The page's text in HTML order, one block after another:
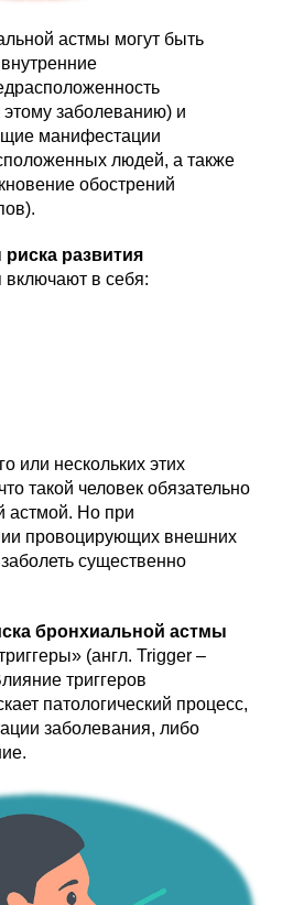
астмы могут быть
этому заболеванию) и
манифестации
людей, а также
обострений
развития
включают в себя:
или нескольких этих
такой человек обязательно
астмой. Но при
провоцирующих внешних
существенно
бронхиальной астмы
(англ. Trigger –
триггеров
патологический процесс,
заболевания, либо